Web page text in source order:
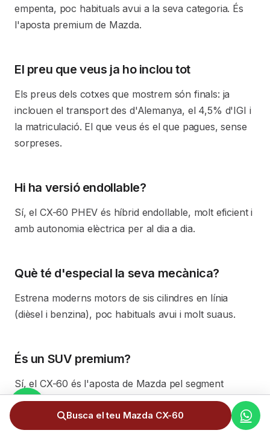
empenta, poc habituals avui a la seva categoria. És
l'aposta premium de Mazda.
El preu que veus ja ho inclou tot
Els preus dels cotxes que mostrem són finals: ja
inclouen el transport des d'Alemanya, el 4,5% d'IGI i
la matriculació. El que veus és el que pagues, sense
sorpreses.
Hi ha versió endollable?
Sí, el CX-60 PHEV és híbrid endollable, molt eficient i
amb autonomia elèctrica per al dia a dia.
Què té d'especial la seva mecànica?
Estrena moderns motors de sis cilindres en línia
(dièsel i benzina), poc habituals avui i molt suaus.
És un SUV premium?
Sí, el CX-60 és l'aposta de Mazda pel segment
premium, amb qualitat, espai i mecàniques
destacades.Busca el teu Mazda CX-60